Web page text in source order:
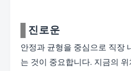
진로운
안정과 균형을 중심으로 직장
는 것이 중요합니다. 지금의